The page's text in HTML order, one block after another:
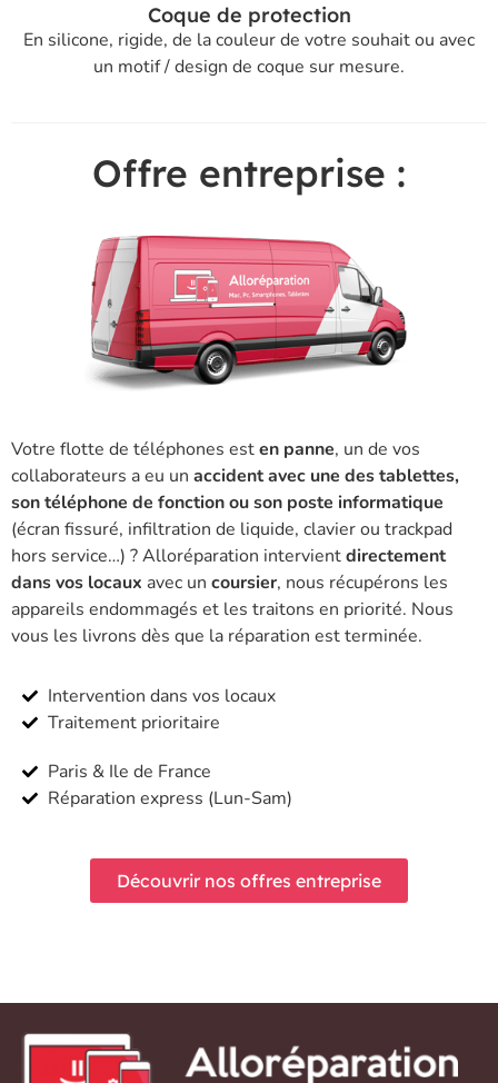
Coque de protection
En silicone, rigide, de la couleur de votre souhait ou avec
un motif / design de coque sur mesure.
Offre entreprise :
Votre flotte de téléphones esten panne, un de vos
collaborateurs a eu un accident avec une des tablettes,
son téléphone de fonction ou son poste informatique
(écran fissuré, infiltration de liquide, clavier ou trackpad
hors service…) ? Alloréparation intervientdirectement
dans vos locaux avec un coursier, nous récupérons les
appareils endommagés et les traitons en priorité. Nous
vous les livrons dès que la réparation est terminée.
Intervention dans vos locaux
Traitement prioritaire
Paris & Ile de France
Réparation express (Lun-Sam)
Découvrir nos offres entreprise